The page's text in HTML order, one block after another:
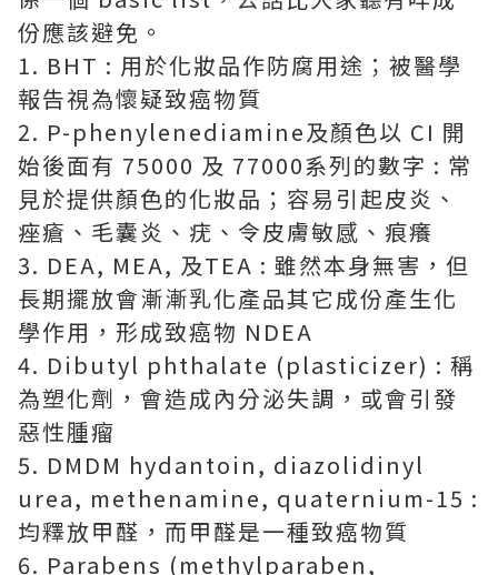
份應該避免。
1. BHT : 用於化妝品作防腐用途；被醫學
報告視為懷疑致癌物質
2. P-phenylenediamine及顏色以 CI 開
始後面有 75000 及 77000系列的數字 : 常
見於提供顏色的化妝品；容易引起皮炎、
痤瘡、毛囊炎、疣、令皮膚敏感、痕癢
3. DEA, MEA, 及TEA : 雖然本身無害，但
長期擺放會漸漸乳化產品其它成份產生化
學作用，形成致癌物 NDEA
4. Dibutyl phthalate (plasticizer) : 稱
為塑化劑，會造成內分泌失調，或會引發
惡性腫瘤
5. DMDM hydantoin, diazolidinyl
urea, methenamine, quaternium-15 :
均釋放甲醛，而甲醛是一種致癌物質
6. Parabens (methylparaben,